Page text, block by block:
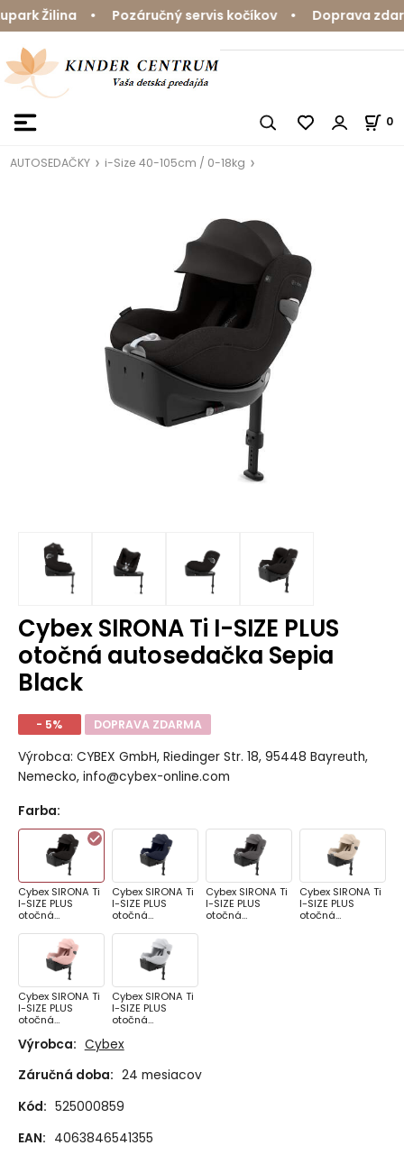
Žilina • Pozáručný servis kočíkov • Doprava
0
AUTOSEDAČKY i-Size 40-105cm / 0-18kg
Cybex SIRONA Ti I-SIZE PLUS
otočná autosedačka Sepia
Black
- 5% DOPRAVA ZDARMA
Výrobca: CYBEX GmbH, Riedinger Str. 18, 95448 Bayreuth,
Nemecko, info@cybex-online.com
Farba:
Cybex SIRONA Ti
I-SIZE PLUS
otočná
Sepia Black
Cybex SIRONA Ti
I-SIZE PLUS
otočná
Nautical Blue
Cybex SIRONA Ti
I-SIZE PLUS
otočná
Cybex SIRONA Ti
I-SIZE PLUS
otočná
Cybex SIRONA Ti
I-SIZE PLUS
otočná
Peach Pink
Cybex SIRONA Ti
I-SIZE PLUS
otočná
Platinum White
Výrobca: Cybex
Záručná doba: 24 mesiacov
Kód: 525000859
EAN: 4063846541355